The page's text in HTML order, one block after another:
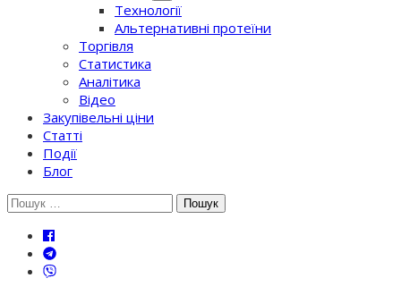
Технології
Альтернативні протеїни
Торгівля
Статистика
Аналітика
Відео
Закупівельні ціни
Статті
Події
Блог
Шукати: